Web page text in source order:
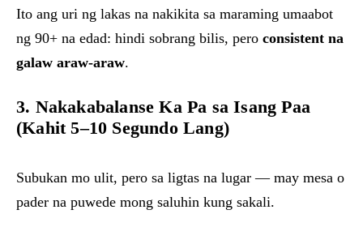
Ito ang uri ng lakas na nakikita sa maraming umaabot
ng 90+ na edad: hindi sobrang bilis, pero consistent na
galaw araw-araw.
3. Nakakabalanse Ka Pa sa Isang Paa
(Kahit 5–10 Segundo Lang)
Subukan mo ulit, pero sa ligtas na lugar — may mesa o
pader na puwede mong saluhin kung sakali.